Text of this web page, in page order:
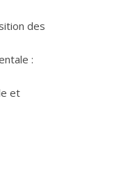
des
:
et